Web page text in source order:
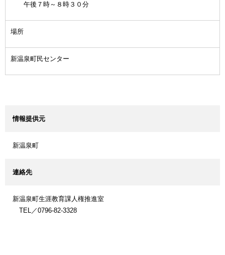
午後７時～８時３０分
場所
新温泉町民センター
情報提供元
新温泉町
連絡先
新温泉町生涯教育課人権推進室
TEL／0796-82-3328